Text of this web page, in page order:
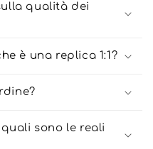
qualità dei
è una replica 1:1?
quali sono le reali